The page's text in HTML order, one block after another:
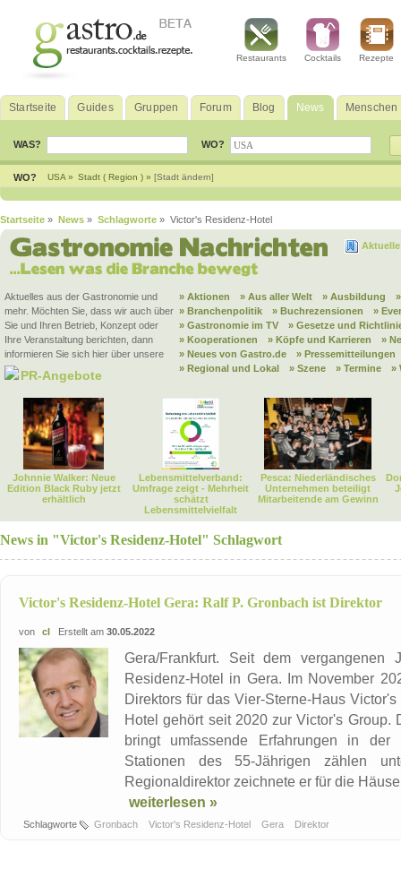
Restaurants Cocktails Rezepte
Startseite Guides Gruppen Forum Blog News Menschen
WAS? WO?
WO? USA » Stadt ( Region ) » [Stadt ändern]
Startseite » News » Schlagworte » Victor's Residenz-Hotel
Aktuelles aus der Gastronomie und
mehr. Möchten Sie, dass wir auch über
Sie und Ihren Betrieb, Konzept oder
Ihre Veranstaltung berichten, dann
informieren Sie sich hier über unsere
PR-Angebote
» Aktionen » Aus aller Welt » Ausbildung
» Branchenpolitik
» Buchrezensionen
»
» Gastronomie im TV
» Gesetze und
» Kooperationen
» Köpfe und Karrieren
»
» Neues von Gastro.de
» Pressemitteilungen
» Regional und Lokal
» Szene » Termine »
Johnnie Walker: Neue
Edition Black Ruby jetzt
erhältlich
Lebensmittelverband:
Umfrage zeigt - Mehrheit
schätzt
Lebensmittelvielfalt
Pesca: Niederländisches
Unternehmen beteiligt
Mitarbeitende am Gewinn
News in "Victor's Residenz-Hotel" Schlagwort
Victor's Residenz-Hotel Gera: Ralf P. Gronbach ist Direktor
von cl Erstellt am 30.05.2022
Gera/Frankfurt. Seit dem
Residenz-Hotel in Gera. Im November
Direktors für das Vier-Sterne-Haus
Hotel gehört seit 2020 zur Victor's
bringt umfassende Erfahrungen in
Stationen des 55-Jährigen zählen
Regionaldirektor zeichnete er für die
weiterlesen »
Schlagworte Gronbach Victor's Residenz-Hotel Gera Direktor